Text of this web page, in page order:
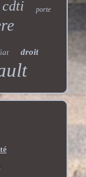
cdti porte
droit